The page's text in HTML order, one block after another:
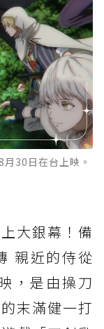
30日在台上映。
大銀幕！備
親近的侍從
，是由操刀
末滿健一打